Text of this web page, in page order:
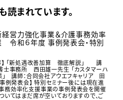
読まれています。
営力強化事業＆介護事務効率
令和６年度 事例発表会・特別
】 「新処遇改善加算 徹底解説」 講
士事務所 西田雄一先生 「カスタマーハ
」 講師：合同会社アウエフキャリア 田
例発表会】 特別セミナー後には現在進
務効率化支援事業の事例発表会を開催
てはまだ席が空いておりますので、ご